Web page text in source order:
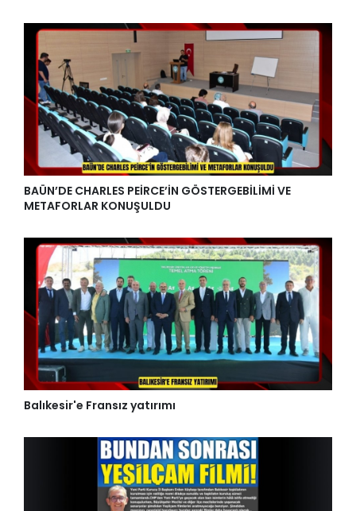
BAÜN’DE CHARLES PEİRCE’İN GÖSTERGEBİLİMİ VE
METAFORLAR KONUŞULDU
Balıkesir'e Fransız yatırımı